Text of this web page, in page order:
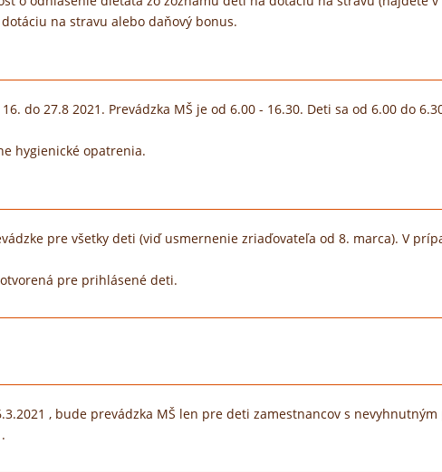
na stravu alebo daňový bonus.
do 27.8 2021. Prevádzka MŠ je od 6.00 - 16.30. Deti sa od 6.00 do
hygienické opatrenia.
pre všetky deti (viď usmernenie zriaďovateľa od 8. marca). V
pre prihlásené deti.
, bude prevádzka MŠ len pre deti zamestnancov s